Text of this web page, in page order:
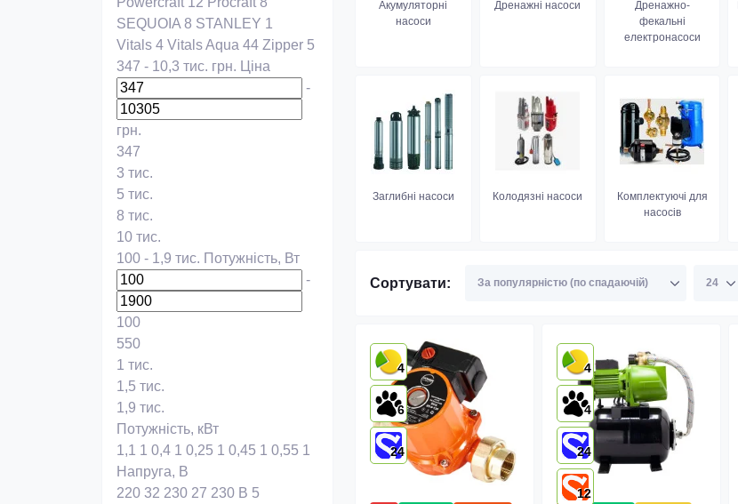
SEQUOIA 8 STANLEY 1
Vitals 4 Vitals Aqua 44 Zipper 5
347 - 10,3 тис. грн. Ціна
-
грн.
347
3 тис.
5 тис.
8 тис.
10 тис.
100 - 1,9 тис. Потужність, Вт
-
100
550
1 тис.
1,5 тис.
1,9 тис.
Потужність, кВт
1,1 1 0,4 1 0,25 1 0,45 1 0,55 1
Напруга, В
220 32 230 27 230 В 5
Акумуляторні
насоси
Дренажні насоси
Дренажно-
фекальні
електронасоси
Заглибні насоси Колодязні насоси
Комплектуючі для
насосів
Сортувати:
4
6
24
4
4
24
12